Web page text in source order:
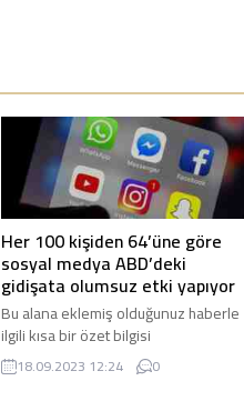
Her 100 kişiden 64’üne göre
sosyal medya ABD’deki
gidişata olumsuz etki yapıyor
Bu alana eklemiş olduğunuz haberle
ilgili kısa bir özet bilgisi
ekleyebilirsiniz. Bu metin yazı
düzenleme sayfasında “Özet”
18.09.2023 12:24 0